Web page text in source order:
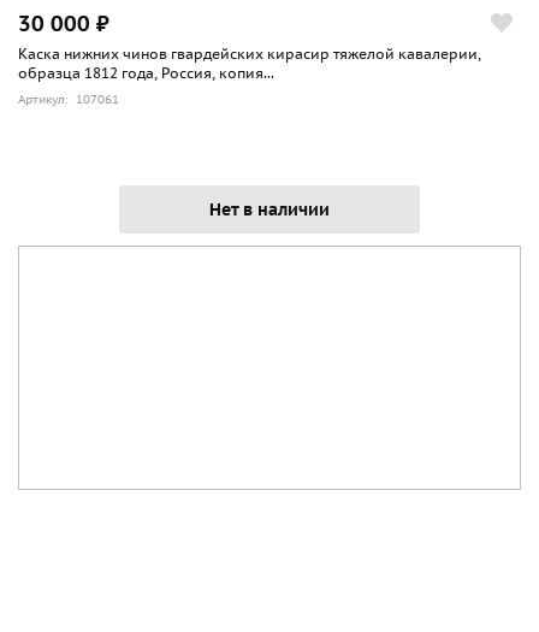
30 000 ₽
Каска нижних чинов гвардейских кирасир тяжелой кавалерии,
образца 1812 года, Россия, копия...
Артикул: 107061
Нет в наличии